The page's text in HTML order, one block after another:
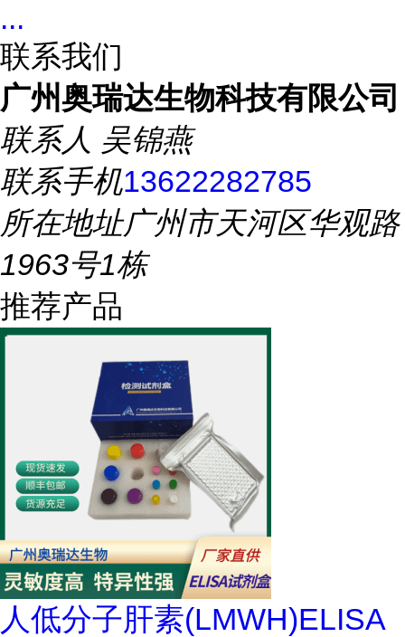
...
联系我们
广州奥瑞达生物科技有限公司
联系人 吴锦燕
联系手机13622282785
所在地址广州市天河区华观路
1963号1栋
推荐产品
人低分子肝素(LMWH)ELISA